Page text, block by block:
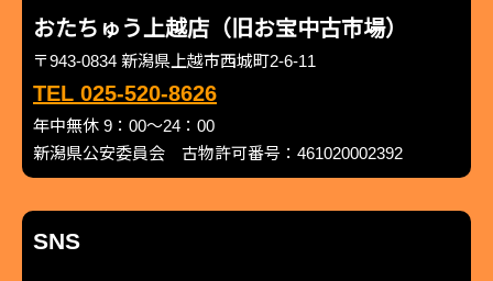
おたちゅう上越店（旧お宝中古市場）
〒943-0834 新潟県上越市西城町2-6-11
TEL 025-520-8626
年中無休 9：00～24：00
新潟県公安委員会 古物許可番号：461020002392
SNS